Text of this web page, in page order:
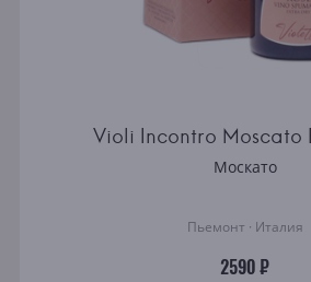
Violi Incontro Moscato
Москато
Пьемонт · Италия
2590 ₽